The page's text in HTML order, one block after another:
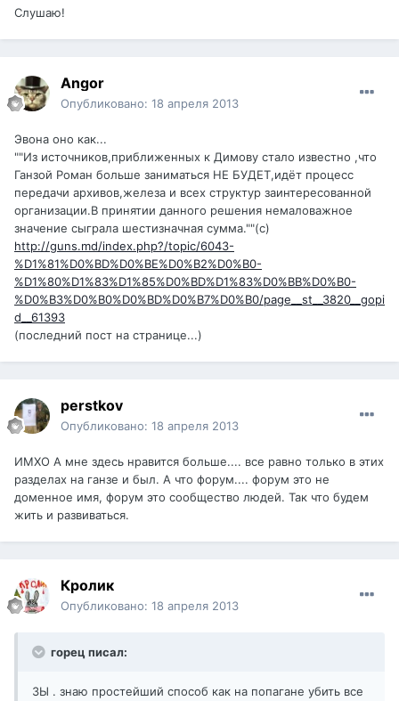
Слушаю!
Angor
Опубликовано: 18 апреля 2013
Эвона оно как...
""Из источников,приближенных к Димову стало известно ,что
Ганзой Роман больше заниматься НЕ БУДЕТ,идёт процесс
передачи архивов,железа и всех структур заинтересованной
организации.В принятии данного решения немаловажное
значение сыграла шестизначная сумма.""(с)
http://guns.md/index.php?/topic/6043-
%D1%81%D0%BD%D0%BE%D0%B2%D0%B0-
%D1%80%D1%83%D1%85%D0%BD%D1%83%D0%BB%D0%B0-
%D0%B3%D0%B0%D0%BD%D0%B7%D0%B0/page__st__3820__gopi
d__61393
(последний пост на странице...)
perstkov
Опубликовано: 18 апреля 2013
ИМХО А мне здесь нравится больше.... все равно только в этих
разделах на ганзе и был. А что форум.... форум это не
доменное имя, форум это сообщество людей. Так что будем
жить и развиваться.
Кролик
Опубликовано: 18 апреля 2013
горец писал:
ЗЫ . знаю простейший способ как на попагане убить все